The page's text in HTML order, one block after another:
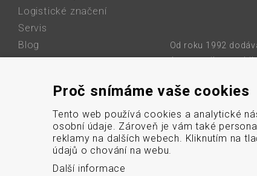
Logistické značení
Servis
Blog
Mapa stránek
Cookies
Od roku 1992
karet a etiket,
© 2026 DATASCAN, s.r.o.
Proč snímáme vaše cookies
Tento web používá cookies a analytické
osobní údaje. Zároveň je vám také
reklamy na dalších webech. Kliknutím na
údajů o chování na webu.
Další informace